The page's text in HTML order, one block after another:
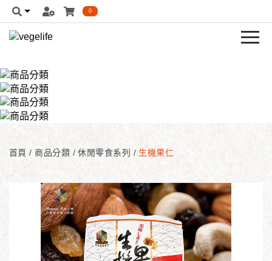
0
首頁/ 商品分類 /休閒零食系列 / 生機果仁